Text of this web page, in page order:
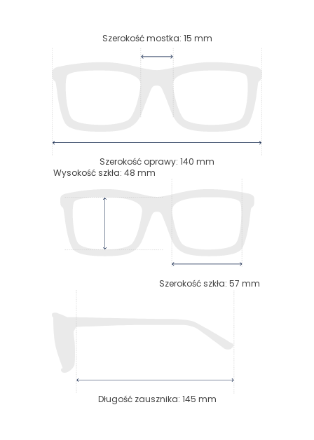
Szerokość mostka: 15 mm
Szerokość oprawy: 140 mm
Wysokość szkła: 48 mm
Szerokość szkła: 57 mm
Długość zausznika: 145 mm